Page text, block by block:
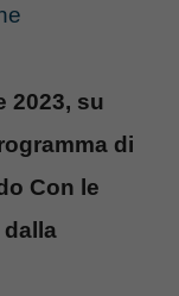
2023, su
di
Con le
dalla